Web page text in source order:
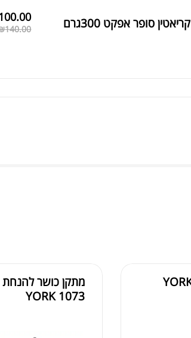
קריאטין סופר אפקט 300גרם 140.00
מתקן כושר
YORK 1073